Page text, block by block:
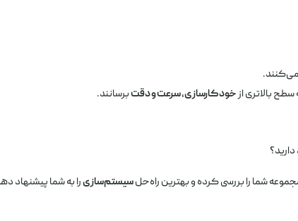
بالاتری ازخودکارسازی، سرعت و دقتبرسانند.
شما را بررسی کرده و بهترین راه‌حلسیستم‌سازیرا به شما پیشنهاد